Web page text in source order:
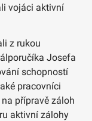
vojáci aktivní
z rukou
Josefa
schopností
pracovníci
přípravě záloh
aktivní zálohy